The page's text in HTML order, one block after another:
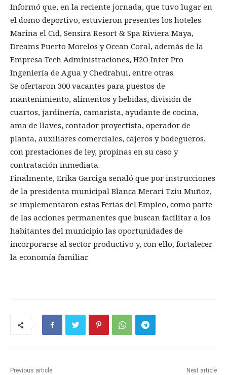
Informó que, en la reciente jornada, que tuvo lugar en
el domo deportivo, estuvieron presentes los hoteles
Marina el Cid, Sensira Resort & Spa Riviera Maya,
Dreams Puerto Morelos y Ocean Coral, además de la
Empresa Tech Administraciones, H2O Inter Pro
Ingeniería de Agua y Chedrahui, entre otras.
Se ofertaron 300 vacantes para puestos de
mantenimiento, alimentos y bebidas, división de
cuartos, jardinería, camarista, ayudante de cocina,
ama de llaves, contador proyectista, operador de
planta, auxiliares comerciales, cajeros y bodegueros,
con prestaciones de ley, propinas en su caso y
contratación inmediata.
Finalmente, Erika Garciga señaló que por instrucciones
de la presidenta municipal Blanca Merari Tziu Muñoz,
se implementaron estas Ferias del Empleo, como parte
de las acciones permanentes que buscan facilitar a los
habitantes del municipio las oportunidades de
incorporarse al sector productivo y, con ello, fortalecer
la economía familiar.
Previous article Next article